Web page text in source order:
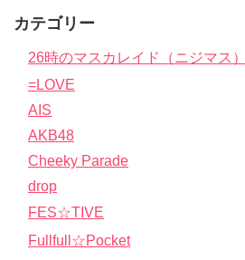
カテゴリー
26時のマスカレイド（ニジマス）
=LOVE
AIS
AKB48
Cheeky Parade
drop
FES☆TIVE
Fullfull☆Pocket